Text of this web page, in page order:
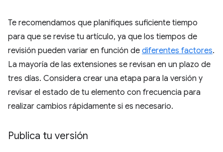
Te recomendamos que planifiques suficiente tiempo
para que se revise tu artículo, ya que los tiempos de
revisión pueden variar en función de diferentes factores.
La mayoría de las extensiones se revisan en un plazo de
tres días. Considera crear una etapa para la versión y
revisar el estado de tu elemento con frecuencia para
realizar cambios rápidamente si es necesario.
Publica tu versión